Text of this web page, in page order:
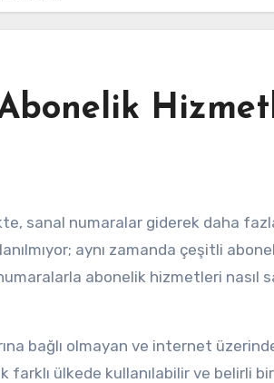
aynı zamanda çeşitli
abonelik hizmetleri nasıl
bağlı olmayan ve internet
farklı ülkede kullanılabilir ve belirli